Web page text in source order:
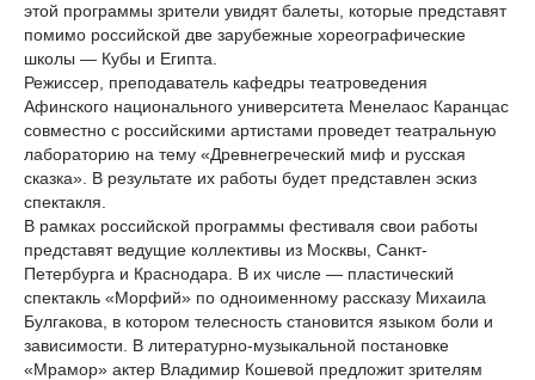
этой программы зрители увидят балеты, которые представят
помимо российской две зарубежные хореографические
школы — Кубы и Египта.
Режиссер, преподаватель кафедры театроведения
Афинского национального университета Менелаос Каранцас
совместно с российскими артистами проведет театральную
лабораторию на тему «Древнегреческий миф и русская
сказка». В результате их работы будет представлен эскиз
спектакля.
В рамках российской программы фестиваля свои работы
представят ведущие коллективы из Москвы, Санкт-
Петербурга и Краснодара. В их числе — пластический
спектакль «Морфий» по одноименному рассказу Михаила
Булгакова, в котором телесность становится языком боли и
зависимости. В литературно-музыкальной постановке
«Мрамор» актер Владимир Кошевой предложит зрителям